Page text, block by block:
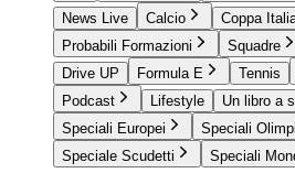
News Live
Calcio Coppa
Probabili Formazioni
Squadre
Drive UP
Formula E Tennis
Podcast
Lifestyle
Un libro a
Speciali Europei
Speciali
Speciale Scudetti
Speciali